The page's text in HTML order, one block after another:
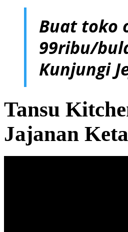
Buat toko
99ribu/
Kunjungi
Tansu
Jajanan